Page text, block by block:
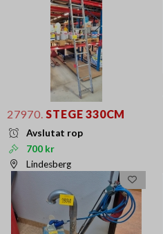
27970. STEGE 330CM
Avslutat rop
700 kr
Lindesberg